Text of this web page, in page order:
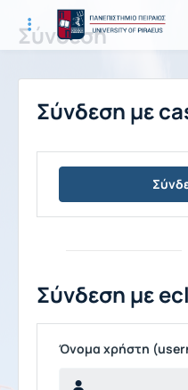
Σύνδεση
Σύνδεση με
Σύνδεση με
Όνομα χρήστη